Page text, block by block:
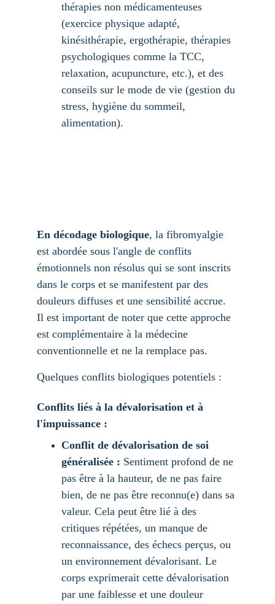
thérapies non médicamenteuses
(exercice physique adapté,
kinésithérapie, ergothérapie, thérapies
psychologiques comme la TCC,
relaxation, acupuncture, etc.), et des
conseils sur le mode de vie (gestion du
stress, hygiène du sommeil,
alimentation).
En décodage biologique, la fibromyalgie
est abordée sous l'angle de conflits
émotionnels non résolus qui se sont inscrits
dans le corps et se manifestent par des
douleurs diffuses et une sensibilité accrue.
Il est important de noter que cette approche
est complémentaire à la médecine
conventionnelle et ne la remplace pas.
Quelques conflits biologiques potentiels :
Conflits liés à la dévalorisation et à
l'impuissance :
Conflit de dévalorisation de soi
généralisée : Sentiment profond de ne
pas être à la hauteur, de ne pas faire
bien, de ne pas être reconnu(e) dans sa
valeur. Cela peut être lié à des
critiques répétées, un manque de
reconnaissance, des échecs perçus, ou
un environnement dévalorisant. Le
corps exprimerait cette dévalorisation
par une faiblesse et une douleur